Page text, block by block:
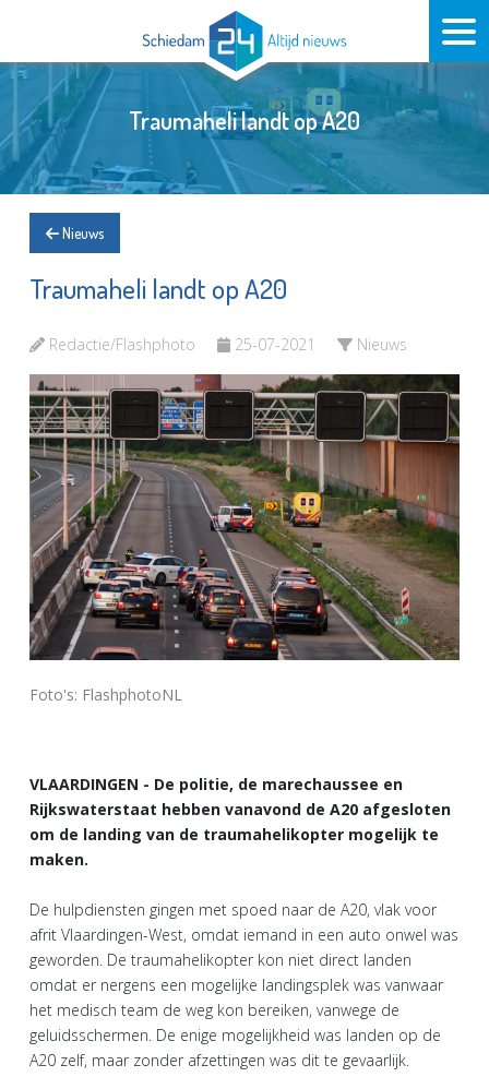
Traumaheli landt op A20
Nieuws
Traumaheli landt op A20
Redactie/Flashphoto 25-07-2021 Nieuws
Foto's: FlashphotoNL
VLAARDINGEN - De politie, de marechaussee en
Rijkswaterstaat hebben vanavond de A20 afgesloten
om de landing van de traumahelikopter mogelijk te
maken.
De hulpdiensten gingen met spoed naar de A20, vlak voor
afrit Vlaardingen-West, omdat iemand in een auto onwel was
geworden. De traumahelikopter kon niet direct landen
omdat er nergens een mogelijke landingsplek was vanwaar
het medisch team de weg kon bereiken, vanwege de
geluidsschermen. De enige mogelijkheid was landen op de
A20 zelf, maar zonder afzettingen was dit te gevaarlijk.